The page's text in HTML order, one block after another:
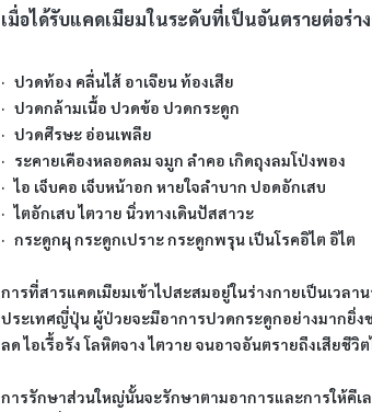
เมื่อได้รับแคดเมียมในระดับที่เป็นอันตรายต่อร่า
· ปวดท้อง คลื่นไส้ อาเจียน ท้องเสีย
· ปวดกล้ามเนื้อ ปวดข้อ ปวดกระดูก
· ปวดศีรษะ อ่อนเพลีย
· ระคายเคืองหลอดลม จมูก ลำคอ เกิดถุงลมโป่งพอง
· ไอ เจ็บคอ เจ็บหน้าอก หายใจลำบาก ปอดอักเสบ
· ไตอักเสบ ไตวาย นิ่วทางเดินปัสสาวะ
· กระดูกผุ กระดูกเปราะ กระดูกพรุน เป็นโรคอิไต อิไต
การที่สารแคดเมียมเข้าไปสะสมอยู่ในร่างกายเป็นเวล
ประเทศญี่ปุ่น ผู้ป่วยจะมีอาการปวดกระดูกอย่างมากยิ่ง
ลด ไอเรื้อรัง โลหิตจาง ไตวาย จนอาจอันตรายถึงเสียชีวิต
การรักษาส่วนใหญ่นั้นจะรักษาตามอาการและการให้คี